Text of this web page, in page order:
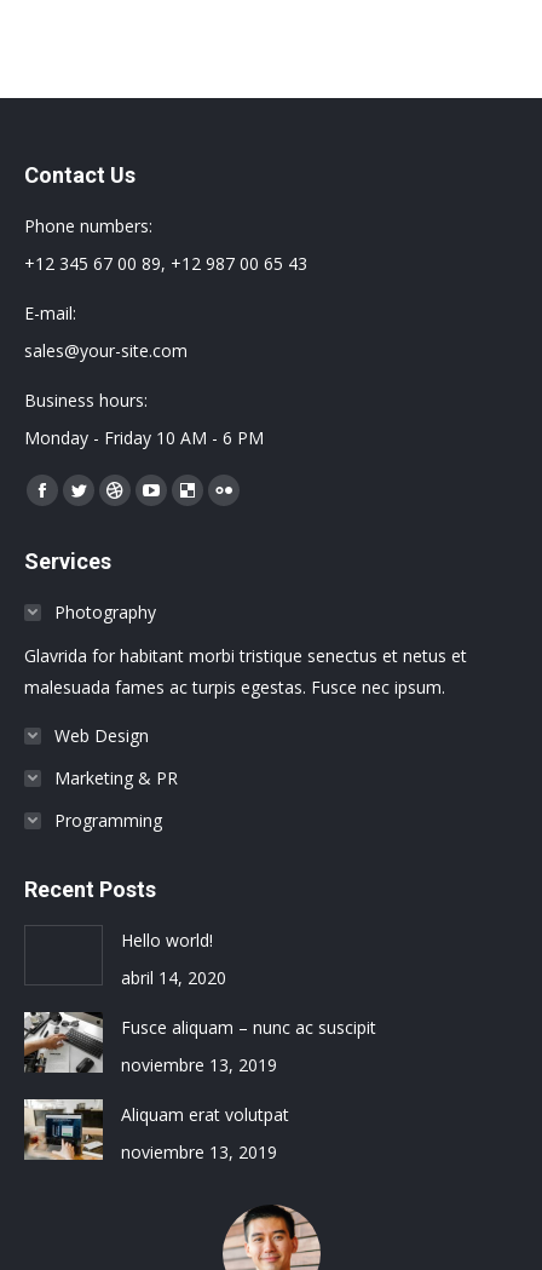
Contact Us
Phone numbers:
+12 345 67 00 89, +12 987 00 65 43
E-mail:
sales@your-site.com
Business hours:
Monday - Friday 10 AM - 6 PM
Encuéntranos en:
Facebook
opens
window
Twitter
opens
new
window
Dribbble
new
window
YouTube
new
window
Delicious
window
Flickr
window
Services
Photography
Glavrida for habitant morbi tristique senectus et netus et
malesuada fames ac turpis egestas. Fusce nec ipsum.
Web Design
Marketing & PR
Programming
Recent Posts
Hello world!
abril 14, 2020
Fusce aliquam – nunc ac suscipit
noviembre 13, 2019
Aliquam erat volutpat
noviembre 13, 2019